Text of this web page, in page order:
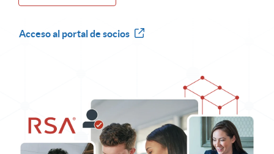
Acceso al portal de socios